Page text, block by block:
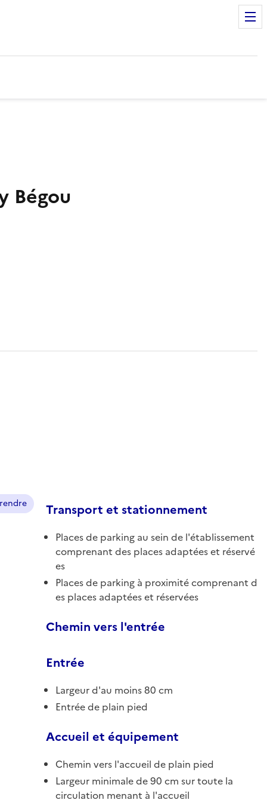
Bégou
Transport et stationnement
Places de parking au sein de l'établissement
comprenant des places adaptées et réservé
es
Places de parking à proximité comprenant d
es places adaptées et réservées
Chemin vers l'entrée
Entrée
Largeur d'au moins 80 cm
Entrée de plain pied
Accueil et équipement
Chemin vers l'accueil de plain pied
Largeur minimale de 90 cm sur toute la
circulation menant à l'accueil